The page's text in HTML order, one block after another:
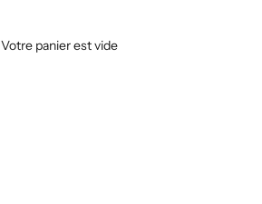
Votre panier est vide